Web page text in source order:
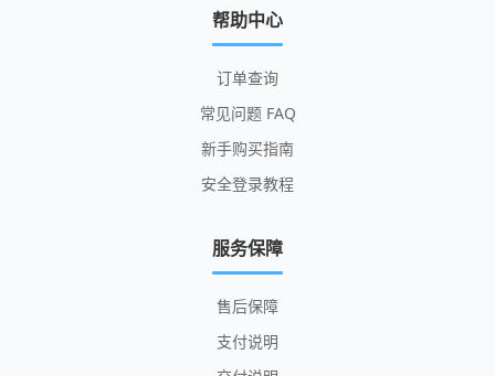
帮助中心
订单查询
常见问题 FAQ
新手购买指南
安全登录教程
服务保障
售后保障
支付说明